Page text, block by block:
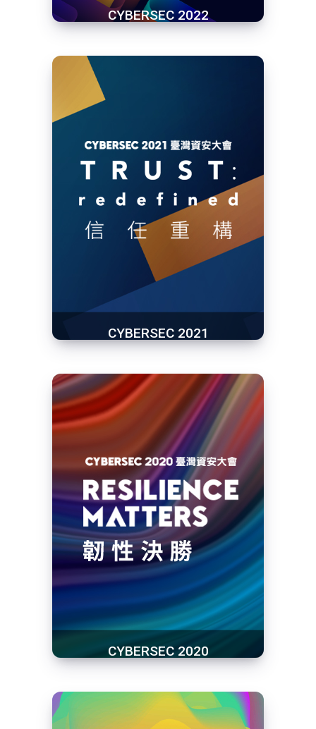
CYBERSEC 2022
CYBERSEC 2021
CYBERSEC 2020